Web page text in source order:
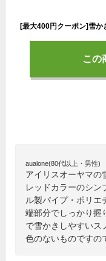
この
aualone(80代以上・男性)
アイリスオーヤマの
レッドカラーのシン
ル製パイプ・ポリエ
端部分でしっかり握
で雪かきしやすいス
色のないものですの